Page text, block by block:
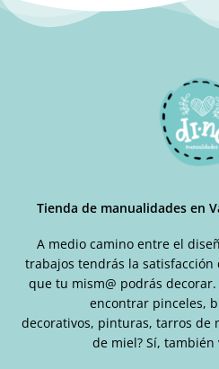
Tienda de manualidades en
A medio camino entre el
trabajos tendrás la satisfacción
que tu mism@ podrás
encontrar pinceles,
decorativos, pinturas, tarros de
de miel? Sí,